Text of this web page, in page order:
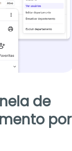
de
por